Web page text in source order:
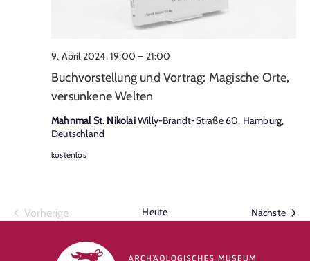
Buchvorstellung und Vortrag: Magische Orte,
versunkene Welten
9. April 2024, 19:00 – 21:00
Mahnmal St. NikolaiWilly-Brandt-Straße 60, Hamburg,
Deutschland
kostenlos
VorherigeVeranstaltungenHeute Nächste